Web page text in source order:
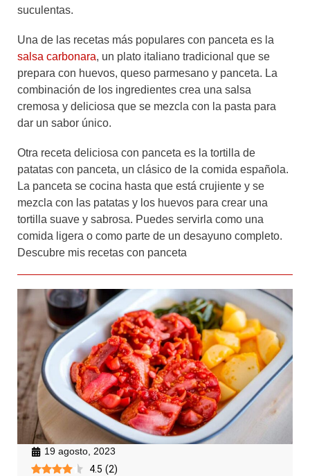
suculentas.
Una de las recetas más populares con panceta es la
salsa carbonara, un plato italiano tradicional que se
prepara con huevos, queso parmesano y panceta. La
combinación de los ingredientes crea una salsa
cremosa y deliciosa que se mezcla con la pasta para
dar un sabor único.
Otra receta deliciosa con panceta es la tortilla de
patatas con panceta, un clásico de la comida española.
La panceta se cocina hasta que está crujiente y se
mezcla con las patatas y los huevos para crear una
tortilla suave y sabrosa. Puedes servirla como una
comida ligera o como parte de un desayuno completo.
Descubre mis recetas con panceta
19 agosto, 2023
4.5 (2)